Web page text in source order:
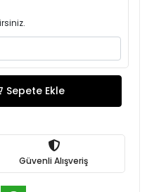
Sepete Ekle
Güvenli Alışveriş